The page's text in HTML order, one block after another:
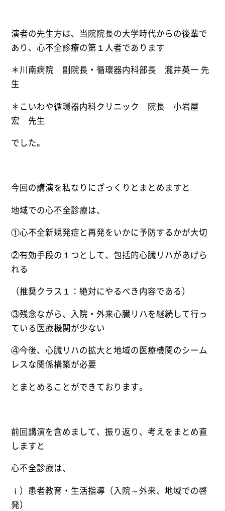
演者の先生方は、当院院長の大学時代からの後輩で
あり、心不全診療の第１人者であります
＊川南病院 副院長・循環器内科部長 瀧井英一 先
生
＊こいわや循環器内科クリニック 院長 小岩屋
宏 先生
でした。
今回の講演を私なりにざっくりとまとめますと
地域での心不全診療は、
①心不全新規発症と再発をいかに予防するかが大切
②有効手段の１つとして、包括的心臓リハがあげら
れる
（推奨クラス１：絶対にやるべき内容である）
③残念ながら、入院・外来心臓リハを継続して行っ
ている医療機関が少ない
④今後、心臓リハの拡大と地域の医療機関のシーム
レスな関係構築が必要
とまとめることができております。
前回講演を含めまして、振り返り、考えをまとめ直
しますと
心不全診療は、
ⅰ）患者教育・生活指導（入院～外来、地域での啓
発）